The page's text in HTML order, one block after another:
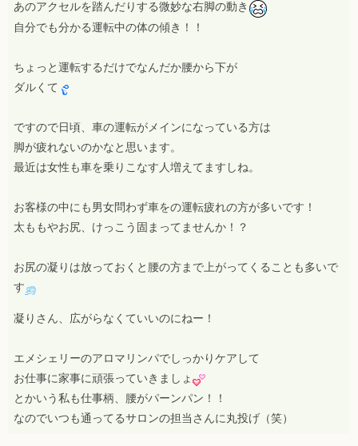
あのアクセルを踏んだりする微妙な右脚の動き
自分でも分かる運転中の体の傾き！！
ちょっと運転するだけでなんだか腰から下が
ダルくて
ですので日頃、車の運転がメインになっている方は
脚が疲れないのかなと思います。
最近は女性も車を乗りこなす人増えてますしね。
お客様の中にも男女問わず車をの運転疲れの方が多いです！
太ももやお尻、けっこう固まってませんか！？
お尻の凝りは放っておくと腰の方まで上がってくることも多いで
す
凝りさん、広がらなくていいのにねー！
エメシェリーのアロマリンパでしっかりケアして
お仕事に家事に頑張っていきましょ
とかいう私も仕事柄、腰がパーンパン！！
なのでいつも通ってるサロンの担当さんに丸投げ（笑）